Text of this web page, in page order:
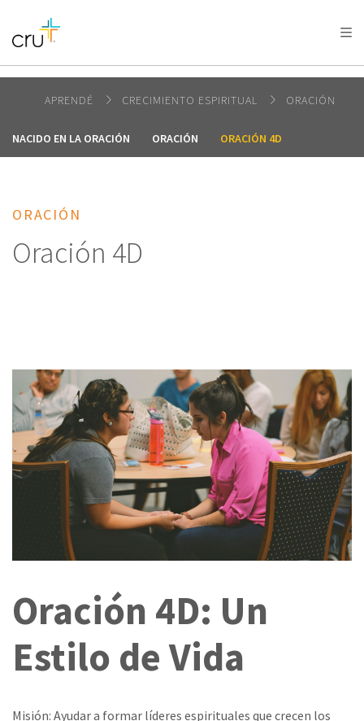
AFRICA
AMERICA / CARIBBEAN
OCEANIA
APRENDÉ CRECIMIENTO ESPIRITUAL ORACIÓN
NACIDO EN LA ORACIÓN ORACIÓN ORACIÓN 4D
ORACIÓN
Oración 4D
Oración 4D: Un
Estilo de Vida
Misión: Ayudar a formar líderes espirituales que crecen los